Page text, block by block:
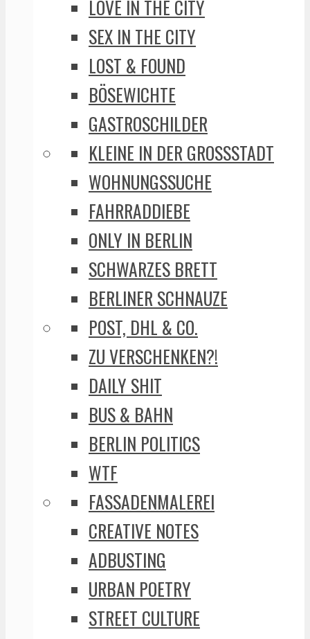
LOVE IN THE CITY
SEX IN THE CITY
LOST & FOUND
BÖSEWICHTE
GASTROSCHILDER
KLEINE IN DER GROSSSTADT
WOHNUNGSSUCHE
FAHRRADDIEBE
ONLY IN BERLIN
SCHWARZES BRETT
BERLINER SCHNAUZE
POST, DHL & CO.
ZU VERSCHENKEN?!
DAILY SHIT
BUS & BAHN
BERLIN POLITICS
WTF
FASSADENMALEREI
CREATIVE NOTES
ADBUSTING
URBAN POETRY
STREET CULTURE